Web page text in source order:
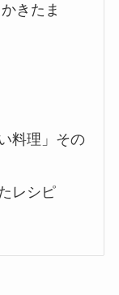
きたま
料理」その
レシピ